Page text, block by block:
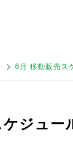
6月 移動販売スケジュ
ジュー